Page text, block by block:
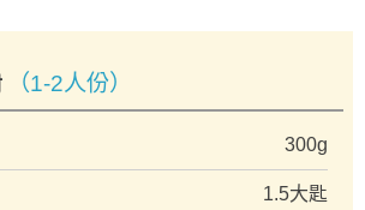
（1-2人份）
300g
1.5大匙